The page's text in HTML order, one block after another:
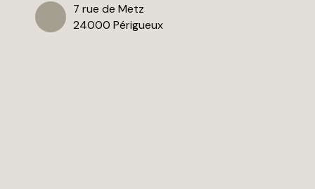
7 rue de Metz
24000 Périgueux